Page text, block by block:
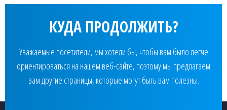
КУДА ПРОДОЛЖИТЬ?
Уважаемые посетители, мы хотели бы, чтобы вам было легче
ориентироваться на нашем веб-сайте, поэтому мы предлагаем
вам другие страницы, которые могут быть вам полезны.